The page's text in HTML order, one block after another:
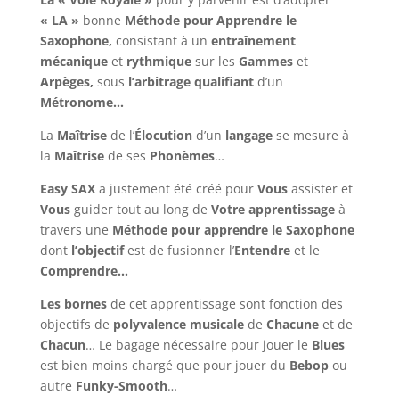
« LA » bonne Méthode pour Apprendre le
Saxophone, consistant à un entraînement
mécanique etrythmique sur les Gammes et
Arpèges, sous l’arbitrage qualifiant d’un
Métronome…
La Maîtrisede l’Élocutiond’un langagese mesure à
la Maîtrisede ses Phonèmes…
Easy SAXa justement été créé pour Vousassister et
Vous guider tout au long de Votre apprentissageà
travers une Méthode pour apprendre le Saxophone
dontl’objectifest de fusionner l’Entendre et le
Comprendre…
Les bornesde cet apprentissage sont fonction des
objectifs de polyvalence musicalede Chacuneet de
Chacun… Le bagage nécessaire pour jouer le Blues
est bien moins chargé que pour jouer du Bebopou
autre Funky-Smooth…